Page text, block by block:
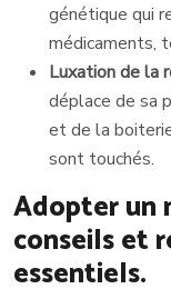
génétique qui
médicaments,
Luxation de la
déplace de sa
et de la
sont touchés.
Adopter un
conseils et
essentiels.